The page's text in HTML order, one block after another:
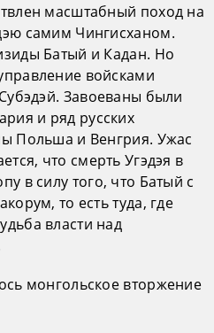
масштабный поход на
самим Чингисханом.
Батый и Кадан. Но
войсками
Завоеваны были
и ряд русских
Польша и Венгрия. Ужас
что смерть Угэдэя в
в силу того, что Батый с
то есть туда, где
власти над
монгольское вторжение